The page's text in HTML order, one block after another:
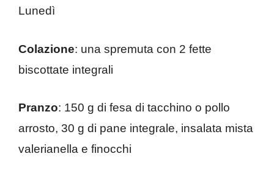
Lunedì
Colazione: una spremuta con 2 fette
biscottate integrali
Pranzo: 150 g di fesa di tacchino o pollo
arrosto, 30 g di pane integrale, insalata mista
valerianella e finocchi